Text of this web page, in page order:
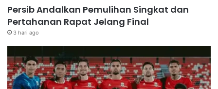
Persib Andalkan Pemulihan Singkat dan
Pertahanan Rapat Jelang Final
3 hari ago